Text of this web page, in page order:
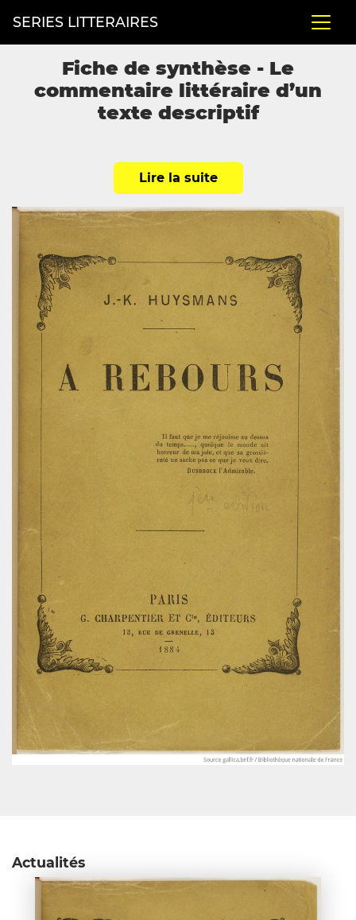
SERIES LITTERAIRES
Fiche de synthèse - Le
commentaire littéraire d’un
texte descriptif
Lire la suite
Actualités